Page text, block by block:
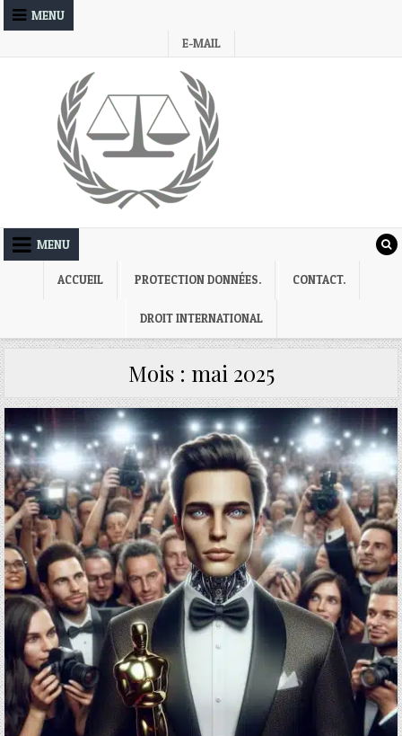
Skip
MENU
E-MAIL
MENU
ACCUEIL PROTECTION DONNÉES. CONTACT.
DROIT INTERNATIONAL
Mois : mai 2025